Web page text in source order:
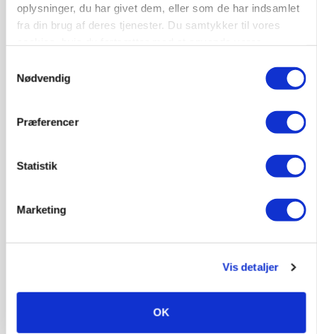
oplysninger, du har givet dem, eller som de har indsamlet
fra din brug af deres tjenester. Du samtykker til vores
Nødvendig
Præferencer
Statistik
Marketing
Vis detaljer
OK
presser markedet